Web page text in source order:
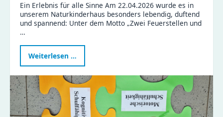
Ein Erlebnis für alle Sinne Am 22.04.2026 wurde es in
unserem Naturkinderhaus besonders lebendig, duftend
und spannend: Unter dem Motto „Zwei Feuerstellen und
…
Weiterlesen …
kochen
im
Naturkinderhaus
Esche